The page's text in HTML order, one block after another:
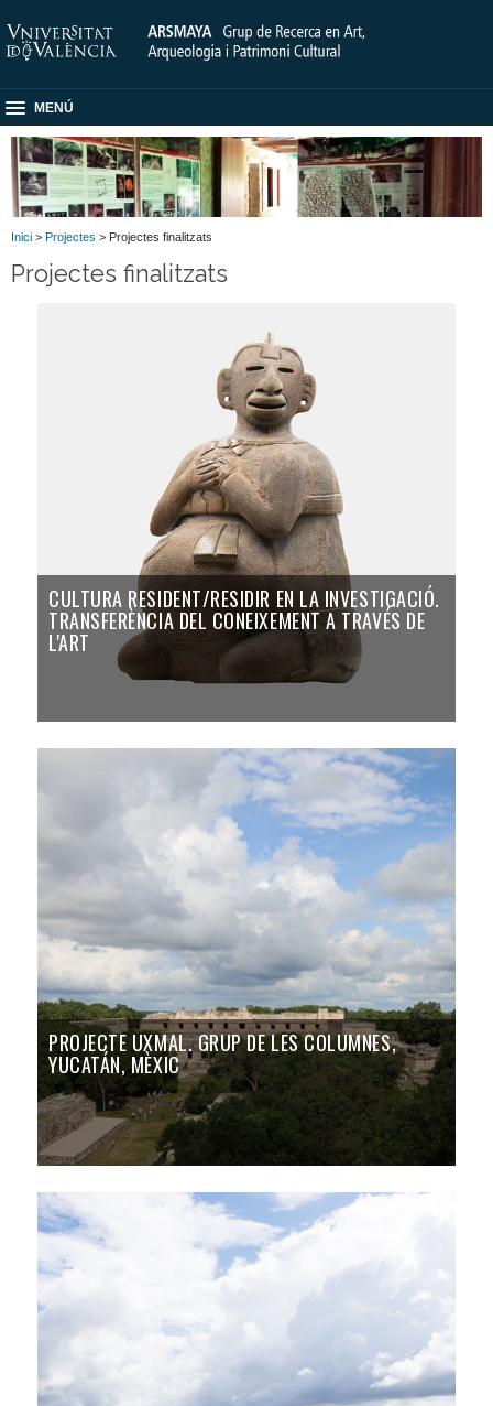
MENÚ
Inici > Projectes > Projectes finalitzats
Projectes finalitzats
CULTURA RESIDENT/RESIDIR EN LA INVESTIGACIÓ.
TRANSFERÈNCIA DEL CONEIXEMENT A TRAVÉS DE
L'ART
PROJECTE UXMAL. GRUP DE LES COLUMNES,
YUCATÁN, MÈXIC